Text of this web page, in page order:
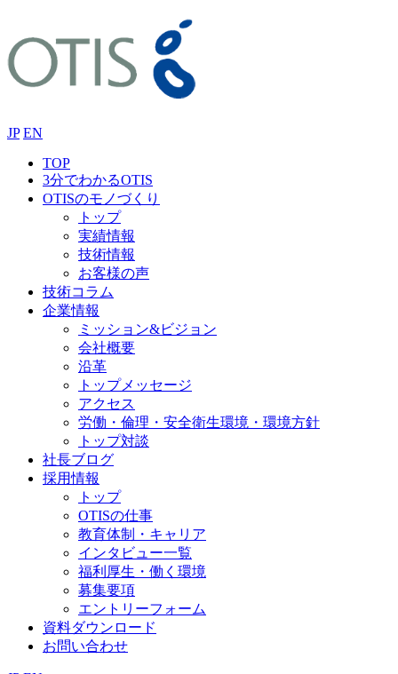
JP EN
TOP
3分でわかるOTIS
OTISのモノづくり
トップ
実績情報
技術情報
お客様の声
技術コラム
企業情報
ミッション&ビジョン
会社概要
沿革
トップメッセージ
アクセス
労働・倫理・安全衛生環境・環境方針
トップ対談
社長ブログ
採用情報
トップ
OTISの仕事
教育体制・キャリア
インタビュー一覧
福利厚生・働く環境
募集要項
エントリーフォーム
資料ダウンロード
お問い合わせ